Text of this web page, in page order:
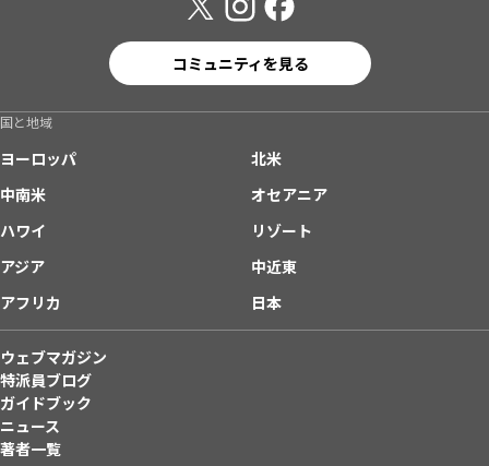
コミュニティを見る
国と地域
ヨーロッパ
北米
中南米
オセアニア
ハワイ
リゾート
アジア
中近東
アフリカ
日本
ウェブマガジン
特派員ブログ
ガイドブック
ニュース
著者一覧